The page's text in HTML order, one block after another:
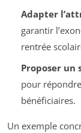
Adapter
garantir
rentrée
Proposer un
pour
bénéficiaires.
Un exemple